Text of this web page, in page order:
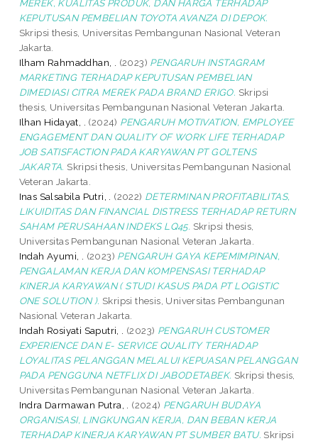
MEREK, KUALITAS PRODUK, DAN HARGA TERHADAP
KEPUTUSAN PEMBELIAN TOYOTA AVANZA DI DEPOK.
Skripsi thesis, Universitas Pembangunan Nasional Veteran
Jakarta.
Ilham Rahmaddhan, .
(2023) PENGARUH INSTAGRAM
MARKETING TERHADAP KEPUTUSAN PEMBELIAN
DIMEDIASI CITRA MEREK PADA BRAND ERIGO. Skripsi
thesis, Universitas Pembangunan Nasional Veteran Jakarta.
Ilhan Hidayat, .
(2024) PENGARUH MOTIVATION, EMPLOYEE
ENGAGEMENT DAN QUALITY OF WORK LIFE TERHADAP
JOB SATISFACTION PADA KARYAWAN PT GOLTENS
JAKARTA. Skripsi thesis, Universitas Pembangunan Nasional
Veteran Jakarta.
Inas Salsabila Putri, .
(2022) DETERMINAN PROFITABILITAS,
LIKUIDITAS DAN FINANCIAL DISTRESS TERHADAP RETURN
SAHAM PERUSAHAAN INDEKS LQ45. Skripsi thesis,
Universitas Pembangunan Nasional Veteran Jakarta.
Indah Ayumi, .
(2023) PENGARUH GAYA KEPEMIMPINAN,
PENGALAMAN KERJA DAN KOMPENSASI TERHADAP
KINERJA KARYAWAN ( STUDI KASUS PADA PT LOGISTIC
ONE SOLUTION ). Skripsi thesis, Universitas Pembangunan
Nasional Veteran Jakarta.
Indah Rosiyati Saputri, .
(2023) PENGARUH CUSTOMER
EXPERIENCE DAN E- SERVICE QUALITY TERHADAP
LOYALITAS PELANGGAN MELALUI KEPUASAN PELANGGAN
PADA PENGGUNA NETFLIX DI JABODETABEK. Skripsi thesis,
Universitas Pembangunan Nasional Veteran Jakarta.
Indra Darmawan Putra, .
(2024) PENGARUH BUDAYA
ORGANISASI, LINGKUNGAN KERJA, DAN BEBAN KERJA
TERHADAP KINERJA KARYAWAN PT SUMBER BATU. Skripsi